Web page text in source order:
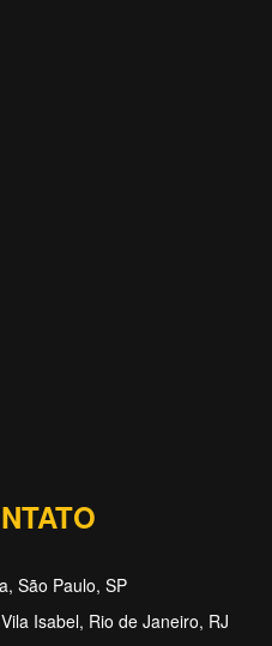
São Paulo, SP
Isabel, Rio de Janeiro, RJ